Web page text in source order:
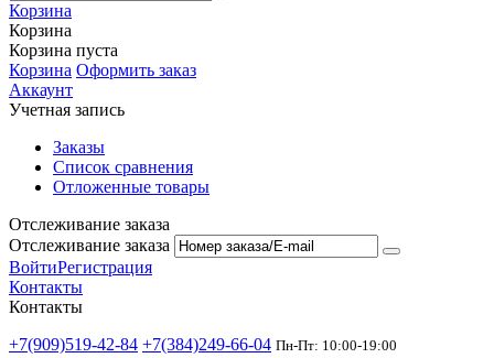
Корзина
Корзина
Корзина пуста
Корзина Оформить заказ
Аккаунт
Учетная запись
Заказы
Список сравнения
Отложенные товары
Отслеживание заказа
Отслеживание заказа
ВойтиРегистрация
Контакты
Контакты
+7(909)519-42-84 +7(384)249-66-04 Пн-Пт: 10:00-19:00